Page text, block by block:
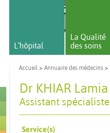
L’hôpital
La Qualité
des soins
Accueil > Annuaire des médecins >
Dr KHIAR Lamia
Assistant spécialiste
Service(s)